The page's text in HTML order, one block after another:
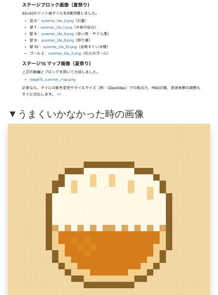
▼うまくいかなかった時の画像